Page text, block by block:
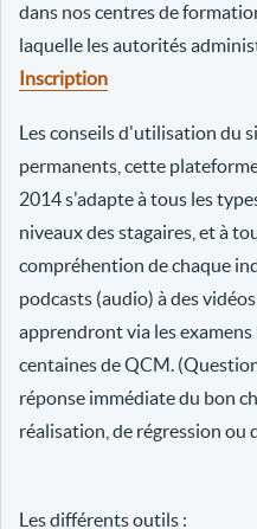
dans nos centres de
laquelle les autorités
Inscription
Les conseils d'utilisation du
permanents, cette
2014 s'adapte à tous les
niveaux des stagaires, et à
compréhention de chaque
podcasts (audio) à des
apprendront via les
centaines de QCM.
réponse immédiate du bon
réalisation, de régression ou
Les différents outils :